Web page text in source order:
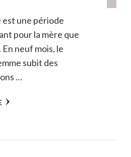
est une période
pour la mère que
neuf mois, le
subit des
…